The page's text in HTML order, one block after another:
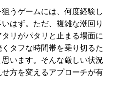
うゲームには、何度経験し
はず。ただ、複雑な潮回り
リがパタリと止まる場面に
タフな時間帯を乗り切るた
います。そんな厳しい状況
方を変えるアプローチが有